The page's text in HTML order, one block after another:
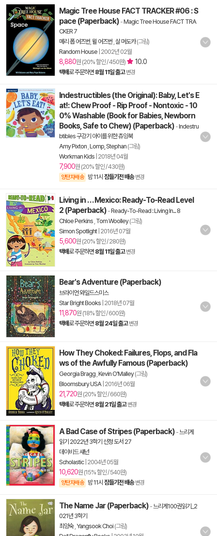
Magic Tree House FACT TRACKER #06 : S
pace (Paperback) -Magic Tree House FACT TRA
CKER 7
메리 폽 어즈번 윌 어즈번 살 머도카(그림)
Random House 2002년 02월
8,880원 (20% 할인 / 450원) 10.0
택배로 주문하면 8월 11일 출고 변경
Indestructibles (the Original): Baby, Let's E
at!: Chew Proof - Rip Proof - Nontoxic - 10
0% Washable (Book for Babies, Newborn
Books, Safe to Chew) (Paperback) -Indestru
btibles 구강기 아이를 위한 츄잉북
Amy Pixton Lomp, Stephan (그림)
Workman Kids 2018년 04월
7,900원 (20% 할인 / 430원)
양탄자배송 밤 11시 잠들기전 배송 변경
Living in . . . Mexico: Ready-To-Read Level
2 (Paperback) -Ready-To-Read : Living In... 8
Chloe Perkins Tom Woolley(그림)
Simon Spotlight| 2016년 07월
5,600원 (20% 할인 / 280원)
택배로 주문하면 8월 11일 출고 변경
Bear's Adventure (Paperback)
브라이언 와일드스미스
Star Bright Books 2018년 07월
11,870원 (18% 할인 / 600원)
택배로 주문하면 8월 24일 출고 변경
How They Choked: Failures, Flops, and Fla
ws of the Awfully Famous (Paperback)
Georgia Bragg Kevin O'Malley(그림)
Bloomsbury USA| 2016년 06월
21,720원 (20% 할인 / 660원)
택배로 주문하면 8월 21일 출고 변경
A Bad Case of Stripes (Paperback) -느리게
읽기 2022년 3학기 선정 도서 27
데이비드 섀넌
Scholastic| 2004년 05월
10,620원 (15% 할인 / 540원)
양탄자배송 밤 11시 잠들기전 배송 변경
The Name Jar (Paperback) -느리게100권읽기_2
021년 3학기
최양숙, Yangsook Choi (그림)